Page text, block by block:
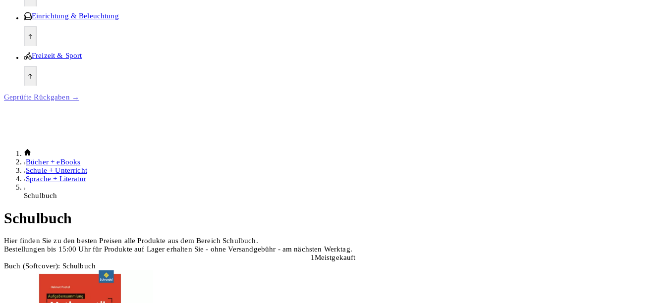
Einrichtung & Beleuchtung
Freizeit & Sport
Geprüfte Rückgaben →
Bücher + eBooks
Schule + Unterricht
Sprache + Literatur
Schulbuch
Schulbuch
Hier finden Sie zu den besten Preisen alle Produkte aus dem Bereich Schulbuch.
Bestellungen bis 15:00 Uhr für Produkte auf Lager erhalten Sie - ohne Versandgebühr - am nächsten Werktag.
1Meistgekauft
Buch (Softcover): Schulbuch